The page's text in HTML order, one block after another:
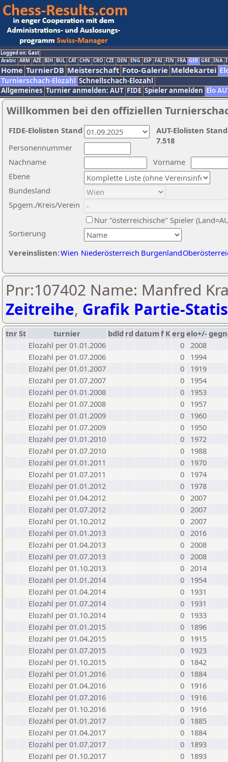
Logged on: Gast
Arabic ARM AZE BIH BUL CAT CHN CRO CZE DEN ENG ESP FAI FIN FRA GER GRE INA
Home TurnierDB Meisterschaft Foto-Galerie Meldekartei
Turnierschach-Elozahl Schnellschach-Elozahl
Allgemeines Turnier anmelden: AUT FIDE Spieler anmelden Elo
Willkommen bei den offiziellen
Nachname
Vorname
Ebene
Sortierung
Personennummer
Bundesland
Spgem./Kreis/Verein
Nur "österreichische" Spieler
Vereinslisten:Wien Niederösterreich Burgenland
AUT-Elolisten
7.518
FIDE-Elolisten Stand
Pnr:107402 Name: Manfred
Zeitreihe, Grafik Partie-
tnrSt turnier bdld rd datumf Kerg elo+/-
Elozahl per 01.01.2006
0 2008
Elozahl per 01.07.2006
0
1994
Elozahl per 01.01.2007
0
1919
Elozahl per 01.07.2007
0
1954
Elozahl per 01.01.2008
0
1953
Elozahl per 01.07.2008
0
1957
Elozahl per 01.01.2009
0
1960
Elozahl per 01.07.2009
0
1950
Elozahl per 01.01.2010
0
1972
Elozahl per 01.07.2010
0
1988
Elozahl per 01.01.2011
0
1970
Elozahl per 01.07.2011
0
1974
Elozahl per 01.01.2012
0
1978
Elozahl per 01.04.2012
0 2007
Elozahl per 01.07.2012
0 2007
Elozahl per 01.10.2012
0 2007
Elozahl per 01.01.2013
0 2016
Elozahl per 01.04.2013
0 2008
Elozahl per 01.07.2013
0 2008
Elozahl per 01.10.2013
0 2014
Elozahl per 01.01.2014
0
1954
Elozahl per 01.04.2014
0
1931
Elozahl per 01.07.2014
0
1931
Elozahl per 01.10.2014
0
1933
Elozahl per 01.01.2015
0
1896
Elozahl per 01.04.2015
0
1915
Elozahl per 01.07.2015
0
1923
Elozahl per 01.10.2015
0
1842
Elozahl per 01.01.2016
0
1884
Elozahl per 01.04.2016
0
1916
Elozahl per 01.07.2016
0
1916
Elozahl per 01.10.2016
0
1916
Elozahl per 01.01.2017
0
1885
Elozahl per 01.04.2017
0
1884
Elozahl per 01.07.2017
0
1893
Elozahl per 01.10.2017
0
1893